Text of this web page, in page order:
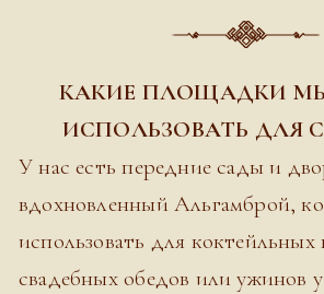
КАКИЕ ПЛОЩАДКИ
ИСПОЛЬЗОВАТЬ ДЛЯ
У нас есть передние сады и
вдохновленный Альгамброй,
использовать для
свадебных обедов или ужинов